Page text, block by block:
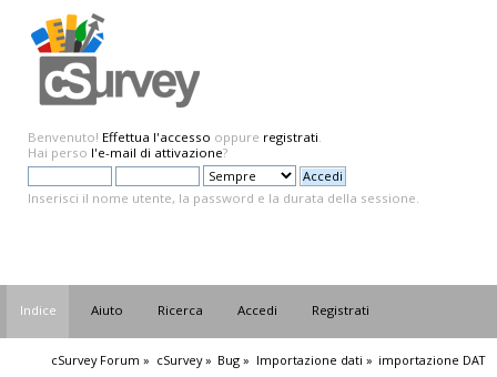
Benvenuto! Effettua l'accesso oppure registrati.
Hai perso l'e-mail di attivazione?
Inserisci il nome utente, la password e la durata della sessione.
Indice Aiuto Ricerca Accedi Registrati
cSurvey Forum » cSurvey» Bug » Importazione dati » importazione DAT